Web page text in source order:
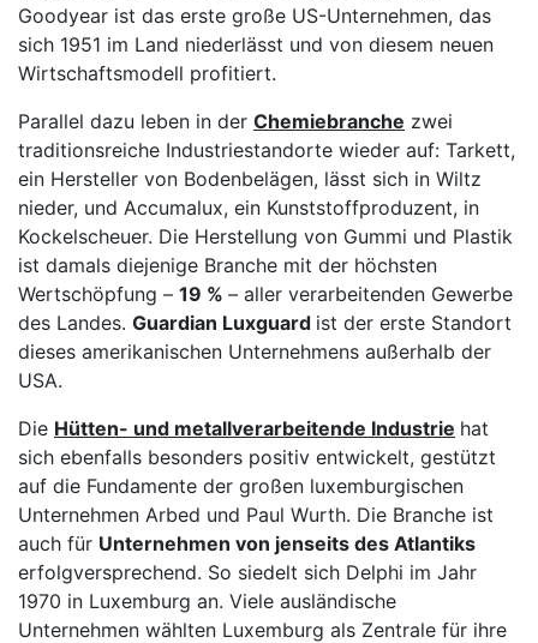
Goodyear ist das erste große US-Unternehmen, das
sich 1951 im Land niederlässt und von diesem neuen
Wirtschaftsmodell profitiert.
Parallel dazu leben in der Chemiebranche zwei
traditionsreiche Industriestandorte wieder auf: Tarkett,
ein Hersteller von Bodenbelägen, lässt sich in Wiltz
nieder, und Accumalux, ein Kunststoffproduzent, in
Kockelscheuer. Die Herstellung von Gummi und Plastik
ist damals diejenige Branche mit der höchsten
Wertschöpfung – 19 % – aller verarbeitenden Gewerbe
des Landes. Guardian Luxguard ist der erste Standort
dieses amerikanischen Unternehmens außerhalb der
USA.
Die Hütten- und metallverarbeitende Industrie hat
sich ebenfalls besonders positiv entwickelt, gestützt
auf die Fundamente der großen luxemburgischen
Unternehmen Arbed und Paul Wurth. Die Branche ist
auch für Unternehmen von jenseits des Atlantiks
erfolgversprechend. So siedelt sich Delphi im Jahr
1970 in Luxemburg an. Viele ausländische
Unternehmen wählten Luxemburg als Zentrale für ihre